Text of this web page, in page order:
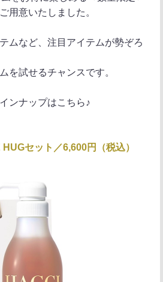
用意いたしました。
ムなど、注目アイテムが勢ぞろ
を試せるチャンスです。
ンナップはこちら♪
セット／6,600円（税込）